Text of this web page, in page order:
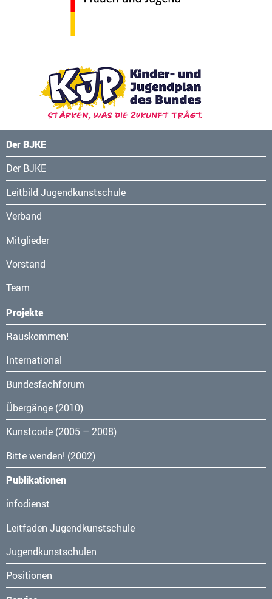
Der BJKE
Navigation
überspringen
Der BJKE
Leitbild Jugendkunstschule
Verband
Mitglieder
Vorstand
Team
Projekte
Navigation
überspringen
Rauskommen!
International
Bundesfachforum
Übergänge (2010)
Kunstcode (2005 – 2008)
Bitte wenden! (2002)
Publikationen
Navigation
überspringen
infodienst
Leitfaden Jugendkunstschule
Jugendkunstschulen
Positionen